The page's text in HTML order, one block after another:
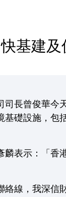
基建
司長曾俊華今
基礎設施，包
麟表示：「香
絡線，我深